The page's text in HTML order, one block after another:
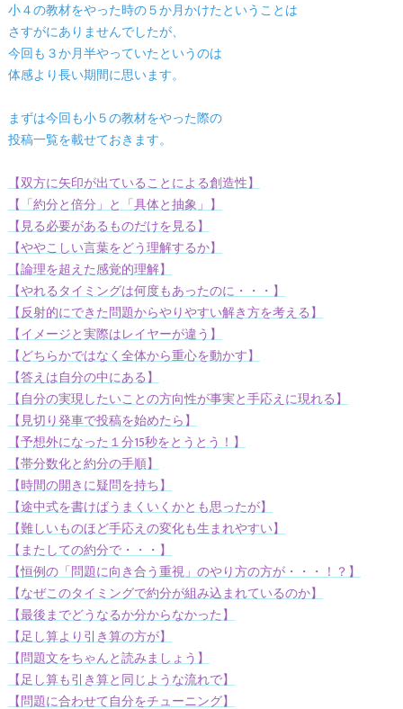
小４の教材をやった時の５か月かけたということは
さすがにありませんでしたが、
今回も３か月半やっていたというのは
体感より長い期間に思います。
まずは今回も小５の教材をやった際の
投稿一覧を載せておきます。
【双方に矢印が出ていることによる創造性】
【「約分と倍分」と「具体と抽象」】
【見る必要があるものだけを見る】
【ややこしい言葉をどう理解するか】
【論理を超えた感覚的理解】
【やれるタイミングは何度もあったのに・・・】
【反射的にできた問題からやりやすい解き方を考える】
【イメージと実際はレイヤーが違う】
【どちらかではなく全体から重心を動かす】
【答えは自分の中にある】
【自分の実現したいことの方向性が事実と手応えに現れる】
【見切り発車で投稿を始めたら】
【予想外になった１分15秒をとうとう！】
【帯分数化と約分の手順】
【時間の開きに疑問を持ち】
【途中式を書けばうまくいくかとも思ったが】
【難しいものほど手応えの変化も生まれやすい】
【またしての約分で・・・】
【恒例の「問題に向き合う重視」のやり方の方が・・・！？】
【なぜこのタイミングで約分が組み込まれているのか】
【最後までどうなるか分からなかった】
【足し算より引き算の方が】
【問題文をちゃんと読みましょう】
【足し算も引き算と同じような流れで】
【問題に合わせて自分をチューニング】